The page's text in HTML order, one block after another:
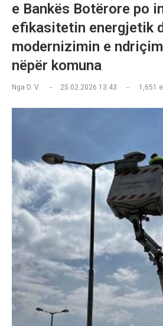
e Bankës Botërore po
efikasitetin energjetik
modernizimin e
nëpër komuna
Nga D. V. 25.02.2026 13:43 1,651